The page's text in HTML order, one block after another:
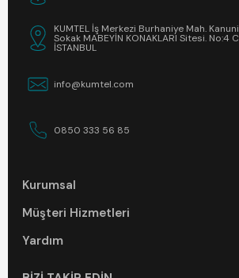
KUMTEL İş Merkezi Burhaniye Mah.
Sokak MABEYİN KONAKLARI Sitesi. No:4
İSTANBUL
info@kumtel.com
0850 333 56 85
Kurumsal
Müşteri Hizmetleri
Yardım